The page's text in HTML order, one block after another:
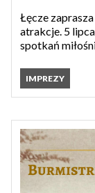
Łęcze
atrakcje. 5
spotkań
IMPREZY